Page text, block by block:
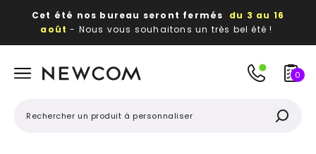
Cet été nos bureau seront fermés du 3 au 16
août - Nous vous souhaitons un très bel été !
publicitaires
0